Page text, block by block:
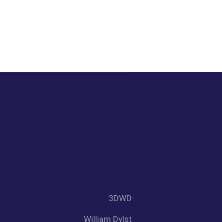
3DWD
William Dylst